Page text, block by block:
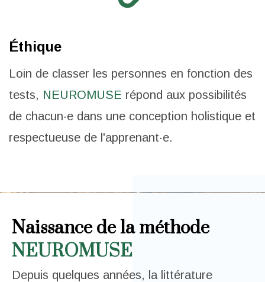
Éthique
Loin de classer les personnes en fonction des
tests, NEUROMUSE répond aux possibilités
de chacun·e dans une conception holistique et
respectueuse de l'apprenant·e.
Naissance de la méthode
NEUROMUSE
Depuis quelques années, la littérature